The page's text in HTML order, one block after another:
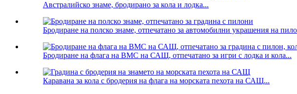
Австралийско знаме, бродирано за кола и лодка...
Бродиране на полско знаме, отпечатано за автомобилни украшения на
Бродиране на флага на ВМС на САЩ, отпечатано за игри с лодка и кола...
Каравана за кола с бродерия на флага на морската пехота на САЩ...